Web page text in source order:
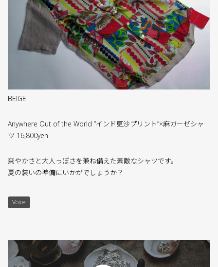
BEIGE
Anywhere Out of the World “インド更沙プリント”×麻ガーゼシャ
ツ 16,800yen
爽やかさと大人っぽさを兼ね備えた素敵なシャツです。
夏の装いの準備にいかがでしょうか？
Voice